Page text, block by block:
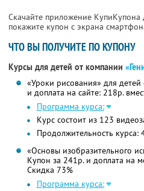
Скачайте приложение КупиКупона
покажите купон с экрана
ЧТО ВЫ ПОЛУЧИТЕ ПО КУПОНУ
Курсы для детей от компании
«Уроки рисования» для
и доплата на сайте: 218р.
Программа курса:
Курс состоит из 123
Продолжительность курса:
«Основы изобразительного
Купон за 241р. и доплата на
Скидка 73%
Программа курса: